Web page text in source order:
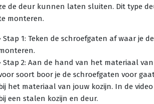
de deur kunnen laten sluiten. Dit type
monteren.
Stap 1: Teken de schroefgaten af waar je
Stap 2: Aan de hand van het materiaal
soort boor je de schroefgaten voor
het materiaal van jouw kozijn. In de
een stalen kozijn en deur.